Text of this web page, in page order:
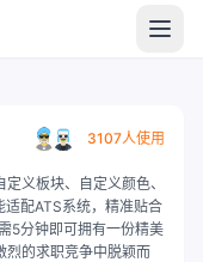
3107人使用
义板块、自定义颜色、
配ATS系统，精准贴合
5分钟即可拥有一份精美
烈的求职竞争中脱颖而